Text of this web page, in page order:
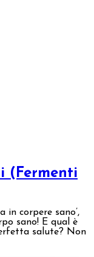
(Fermenti
in corpere sano’,
sano! E qual è
salute? Non